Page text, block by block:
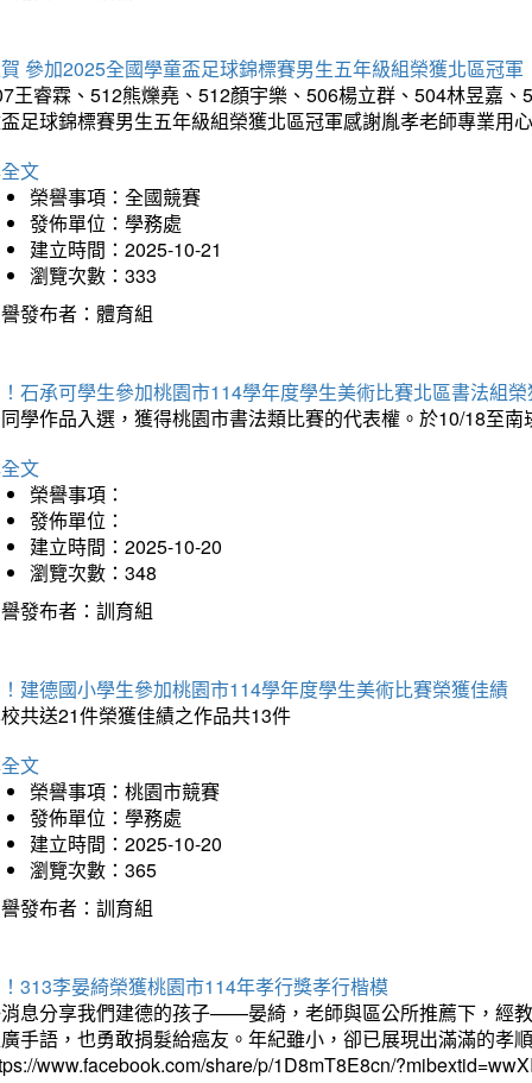
參加2025全國學童盃足球錦標賽男生五年級組榮獲北區冠軍
王睿霖、512熊爍堯、512顏宇樂、506楊立群、504林昱嘉
足球錦標賽男生五年級組榮獲北區冠軍感謝胤孝老師專業用
文
榮譽事項：全國競賽
發佈單位：學務處
建立時間：2025-10-21
瀏覽次數：333
發布者：體育組
石承可學生參加桃園市114學年度學生美術比賽北區書法組
學作品入選，獲得桃園市書法類比賽的代表權。於10/18至
文
榮譽事項：
發佈單位：
建立時間：2025-10-20
瀏覽次數：348
發布者：訓育組
建德國小學生參加桃園市114學年度學生美術比賽榮獲佳績
共送21件榮獲佳績之作品共13件
文
榮譽事項：桃園市競賽
發佈單位：學務處
建立時間：2025-10-20
瀏覽次數：365
發布者：訓育組
313李晏綺榮獲桃園市114年孝行獎孝行楷模
息分享我們建德的孩子——晏綺，老師與區公所推薦下，經
手語，也勇敢捐髮給癌友。年紀雖小，卻已展現出滿滿的孝
www.facebook.com/share/p/1D8mT8E8cn/